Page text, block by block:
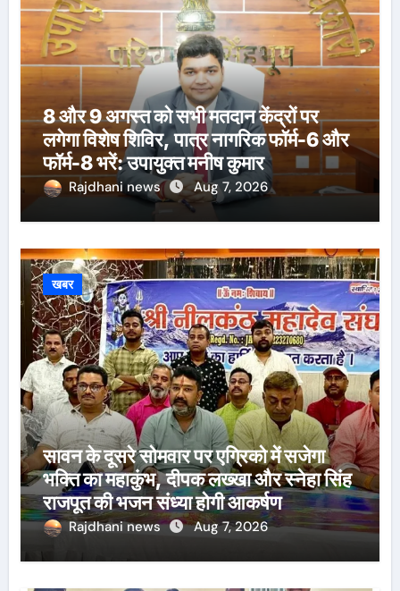
8 और 9 अगस्त को सभी मतदान केंद्रों पर
लगेगा विशेष शिविर, पात्र नागरिक फॉर्म-6 और
फॉर्म-8 भरें: उपायुक्त मनीष कुमार
Rajdhani news Aug 7, 2026
खबर
सावन के दूसरे सोमवार पर एग्रिको में सजेगा
भक्ति का महाकुंभ, दीपक लख्खा और स्नेहा सिंह
राजपूत की भजन संध्या होगी आकर्षण
Rajdhani news Aug 7, 2026